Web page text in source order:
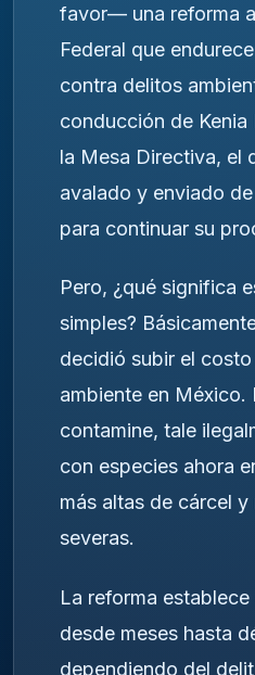
favor— una reforma
Federal que
contra delitos
conducción de
la Mesa Directiva, el
avalado y enviado
para continuar su
Pero, ¿qué significa
simples?
decidió subir el
ambiente en México.
contamine, tale
con especies ahora
más altas de cárcel y
severas.
La reforma
desde meses hasta
dependiendo del